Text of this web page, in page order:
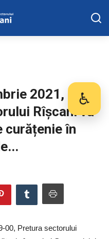
♿
44 10
2021, ora
Rîșcani va
curățenie în
00, Pretura sectorului